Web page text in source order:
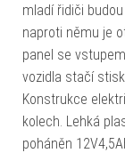
mladí řidiči
naproti němu je
panel se
vozidla stačí
Konstrukce
kolech. Lehká
poháněn